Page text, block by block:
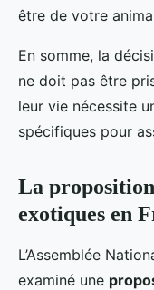
être de votre
En somme, la
ne doit pas être
leur vie nécessite
spécifiques pour
La
exotiques en
L’Assemblée
examiné une